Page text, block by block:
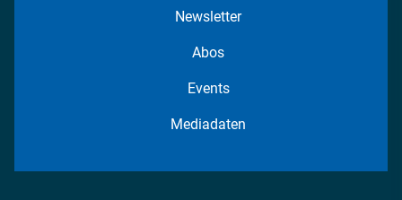
Newsletter
Abos
Events
Mediadaten